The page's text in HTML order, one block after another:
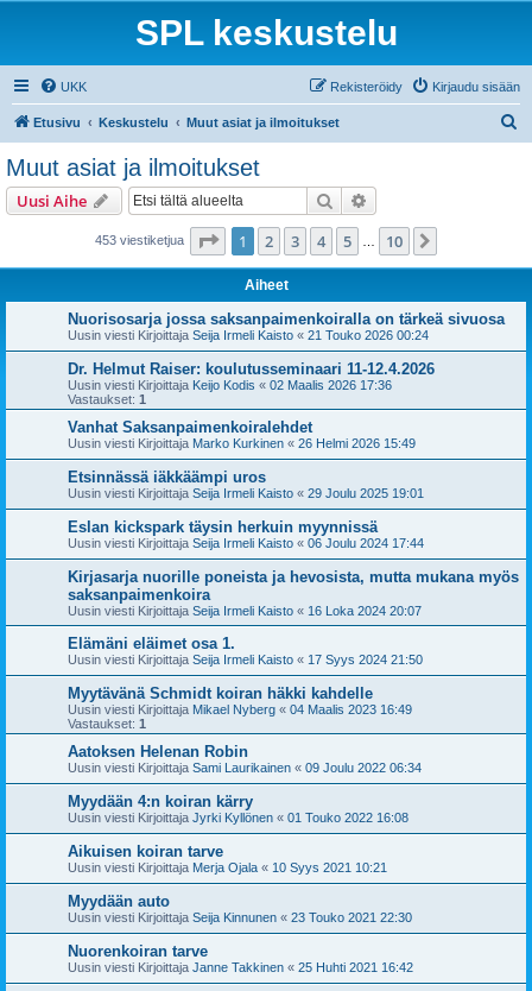
SPL keskustelu
UKK Kirjaudu sisään
Rekisteröidy
Etusivu Keskustelu Muut asiat ja ilmoitukset
Muut asiat ja ilmoitukset
Uusi Aihe Etsi
453 viestiketjua Sivu /10
1 2 3 4 5 10
Aiheet
Nuorisosarja jossa saksanpaimenkoiralla on tärkeä sivuosa
Uusin viesti Kirjoittaja Seija Irmeli Kaisto « 21 Touko 2026 00:24
Dr. Helmut Raiser: koulutusseminaari 11-12.4.2026
Uusin viesti Kirjoittaja Keijo Kodis « 02 Maalis 2026 17:36
Vastaukset: 1
Vanhat Saksanpaimenkoiralehdet
Uusin viesti Kirjoittaja Marko Kurkinen « 26 Helmi 2026 15:49
Etsinnässä iäkkäämpi uros
Uusin viesti Kirjoittaja Seija Irmeli Kaisto « 29 Joulu 2025 19:01
Eslan kickspark täysin herkuin myynnissä
Uusin viesti Kirjoittaja Seija Irmeli Kaisto « 06 Joulu 2024 17:44
Kirjasarja nuorille poneista ja hevosista, mutta mukana myös
saksanpaimenkoira
Uusin viesti Kirjoittaja Seija Irmeli Kaisto « 16 Loka 2024 20:07
Elämäni eläimet osa 1.
Uusin viesti Kirjoittaja Seija Irmeli Kaisto « 17 Syys 2024 21:50
Myytävänä Schmidt koiran häkki kahdelle
Uusin viesti Kirjoittaja Mikael Nyberg « 04 Maalis 2023 16:49
Vastaukset: 1
Aatoksen Helenan Robin
Uusin viesti Kirjoittaja Sami Laurikainen « 09 Joulu 2022 06:34
Myydään 4:n koiran kärry
Uusin viesti Kirjoittaja Jyrki Kyllönen « 01 Touko 2022 16:08
Aikuisen koiran tarve
Uusin viesti Kirjoittaja Merja Ojala « 10 Syys 2021 10:21
Myydään auto
Uusin viesti Kirjoittaja Seija Kinnunen « 23 Touko 2021 22:30
Nuorenkoiran tarve
Uusin viesti Kirjoittaja Janne Takkinen « 25 Huhti 2021 16:42